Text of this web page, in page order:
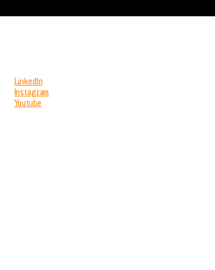
LinkedIn
Instagram
Youtube